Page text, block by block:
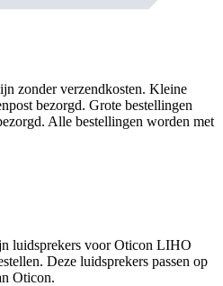
zonder verzendkosten. Kleine
bezorgd. Grote bestellingen
Alle bestellingen worden met
luidsprekers voor Oticon LIHO
Deze luidsprekers passen op
Oticon.